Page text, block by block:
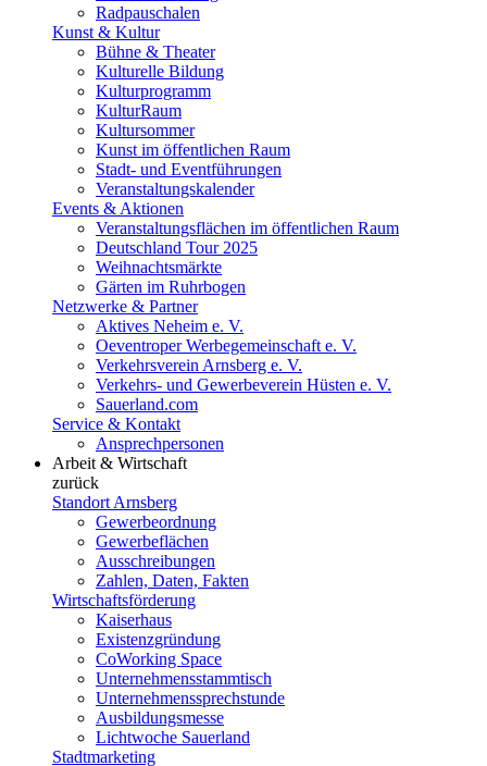
Radpauschalen
Kunst & Kultur
Bühne & Theater
Kulturelle Bildung
Kulturprogramm
KulturRaum
Kultursommer
Kunst im öffentlichen Raum
Stadt- und Eventführungen
Veranstaltungskalender
Events & Aktionen
Veranstaltungsflächen im öffentlichen Raum
Deutschland Tour 2025
Weihnachtsmärkte
Gärten im Ruhrbogen
Netzwerke & Partner
Aktives Neheim e. V.
Oeventroper Werbegemeinschaft e. V.
Verkehrsverein Arnsberg e. V.
Verkehrs- und Gewerbeverein Hüsten e. V.
Sauerland.com
Service & Kontakt
Ansprechpersonen
Arbeit & Wirtschaft
zurück
Standort Arnsberg
Gewerbeordnung
Gewerbeflächen
Ausschreibungen
Zahlen, Daten, Fakten
Wirtschaftsförderung
Kaiserhaus
Existenzgründung
CoWorking Space
Unternehmensstammtisch
Unternehmenssprechstunde
Ausbildungsmesse
Lichtwoche Sauerland
Stadtmarketing